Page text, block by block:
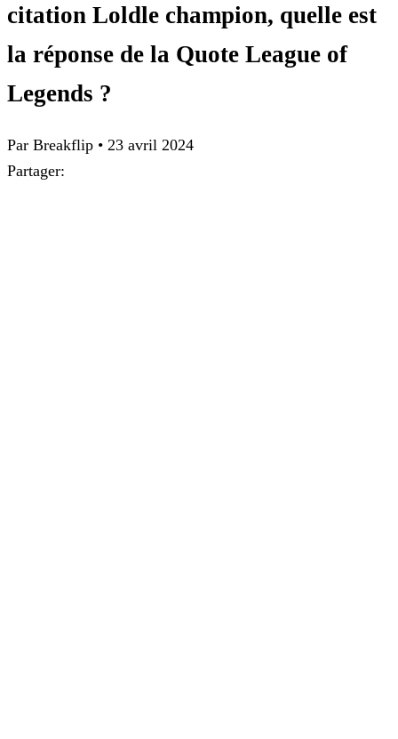
citation Loldle champion, quelle est
la réponse de la Quote League of
Legends ?
Par Breakflip • 23 avril 2024
Partager: